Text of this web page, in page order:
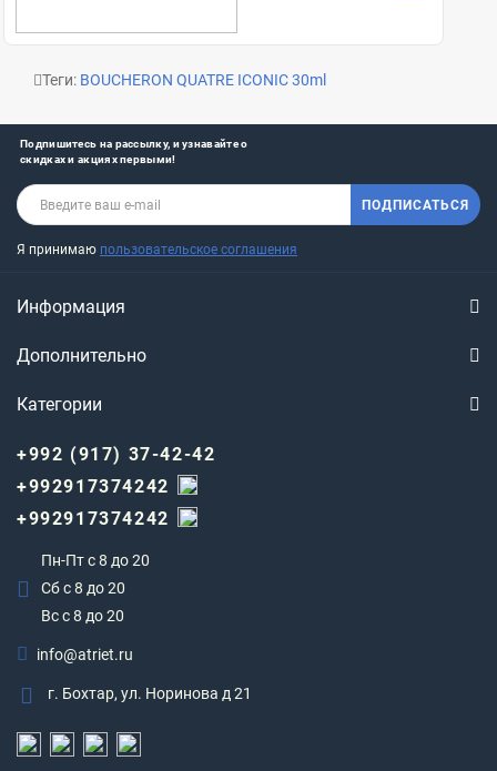
Теги: BOUCHERON QUATRE ICONIC 30ml
Подпишитесь на рассылку, и узнавайте о
скидках и акциях первыми!
ПОДПИСАТЬСЯ
Я принимаю пользовательское соглашения
Информация
Дополнительно
Категории
+992 (917) 37-42-42
+992917374242
+992917374242
Пн-Пт с 8 до 20
Сб с 8 до 20
Вс c 8 до 20
info@atriet.ru
г. Бохтар, ул. Норинова д 21